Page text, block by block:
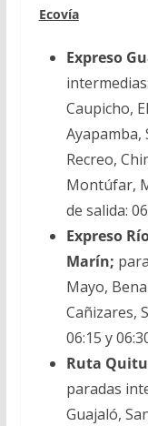
Ecovía
Expreso
Caupicho,
Ayapamba,
Recreo,
Montúfar,
de salida:
Expreso
Marín;
Mayo,
Cañizares,
06:15 y
Ruta
paradas
Guajaló,